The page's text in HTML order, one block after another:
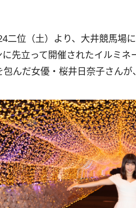
二位（土）より、大井競馬場
に先立って開催されたイルミ
包んだ女優・桜井⽇奈⼦さん